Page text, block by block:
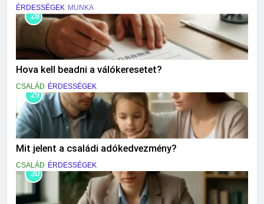
ÉRDESSÉGEK MUNKA
28
Hova kell beadni a válókeresetet?
CSALÁD ÉRDESSÉGEK
29
Mit jelent a családi adókedvezmény?
CSALÁD ÉRDESSÉGEK
30